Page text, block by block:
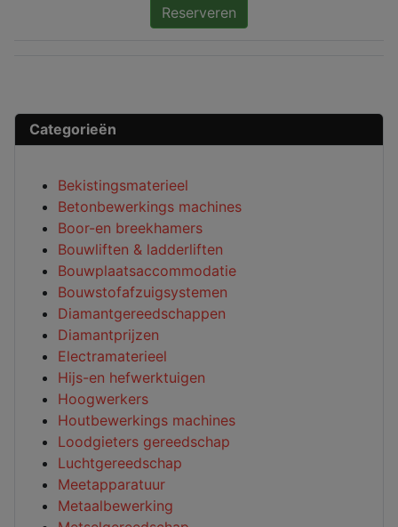
Categorieën
Bekistingsmaterieel
Betonbewerkings machines
Boor-en breekhamers
Bouwliften & ladderliften
Bouwplaatsaccommodatie
Bouwstofafzuigsystemen
Diamantgereedschappen
Diamantprijzen
Electramaterieel
Hijs-en hefwerktuigen
Hoogwerkers
Houtbewerkings machines
Loodgieters gereedschap
Luchtgereedschap
Meetapparatuur
Metaalbewerking
Reserveren